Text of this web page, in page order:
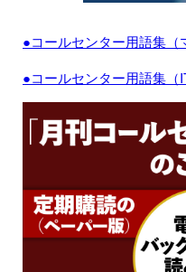
●コールセンター用語集（
●コールセンター用語集（